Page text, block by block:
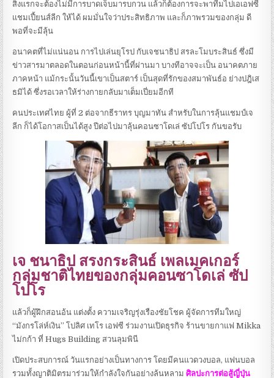
สิ่งแรกจะต้องไม่มีการบาดเจ็บมารบกวน แล้วก็ต้องการจะพาทีมไปเอเอฟซี
แชมเปี้ยนส์ลีก ให้ได้ ผมมั่นใจว่าประสิทธิภาพ และก็ภาพรวมของกลุ่ม ดี
พอที่จะมีลุ้น
อนาคตที่ไม่แน่นอน การไปเล่นยุโรป กับเจชนาธิป สรละโมบระสินธ์ ซึ่งมี
ข่าวสารมาตลอดในตอนก่อนหน้านี้ที่ผ่านมา บางทีอาจจะเป็น อนาคตภาย
ภาคหน้า แม้กระนั้นวันนี้เขาเป็นสตาร์ เป็นสุดที่รักของสมาพันธ์อ ย่างปฎิเส
ธมิได้ ซึ่งรอเวลาให้ร่างกายกลับมาเต็มเปี่ยมอีกที
คนประเทศไทย ผู้ที่ 2 ต่อจากธีราทร บุญมาทัน สำหรับในการลุ้นแชมป์เจ
ลีก ก็ได้โอกาสเป็นได้สูง ปีต่อไปมาลุ้นคอนซาโดเล่ ซัปโปโร กันขอรับ
เจ ชนาธิป สรงกระสินธ์ เพลเมคเกอร์
กลุ่มชาติไทยของกลุ่มคอนซาโดเล่ ซัป
โปโร
แล้วก็ผู้ฝึกสอนอ้น แต่งตั้ง ความเจริญรุ่งเรืองชัยโชค ผู้จัดการทีมใหญ่
“มังกรโล่ห์เงิน” โปลิศ เทโร เอฟซี ร่วมงานเปิดธุรกิจ ร้านขายกาแฟ Mikka
ไม่กก้า ที่ Hugs Building สวนลุมพินี
เปิดประสบการณ์ วันแรกอย่างเป็นทางการ โดยมีคนแวดวงบอล, แฟนบอล
รวมทั้งญาติมิตรมาร่วมให้กำลังใจกันอย่างล้นหลามศิลปะการต่อสู้ญี่ปุ่น